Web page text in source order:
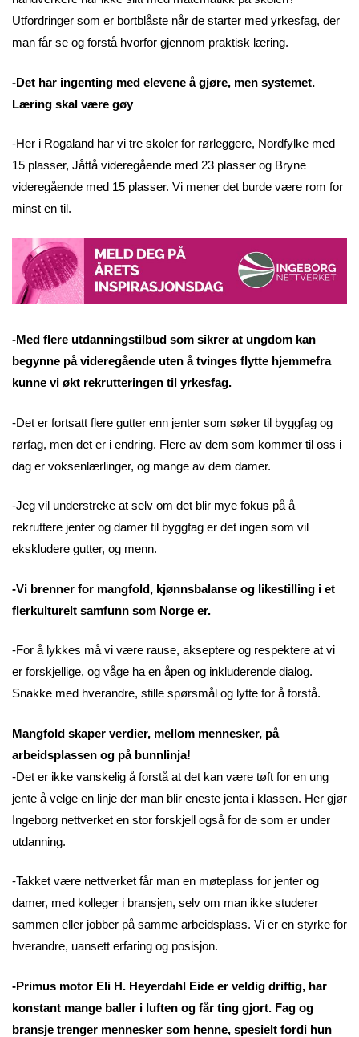
Utfordringer som er bortblåste når de starter med yrkesfag, der
man får se og forstå hvorfor gjennom praktisk læring.
-Det har ingenting med elevene å gjøre, men systemet.
Læring skal være gøy
-Her i Rogaland har vi tre skoler for rørleggere, Nordfylke med
15 plasser, Jåttå videregående med 23 plasser og Bryne
videregående med 15 plasser. Vi mener det burde være rom for
minst en til.
-Med flere utdanningstilbud som sikrer at ungdom kan
begynne på videregående uten å tvinges flytte hjemmefra
kunne vi økt rekrutteringen til yrkesfag.
-Det er fortsatt flere gutter enn jenter som søker til byggfag og
rørfag, men det er i endring. Flere av dem som kommer til oss i
dag er voksenlærlinger, og mange av dem damer.
-Jeg vil understreke at selv om det blir mye fokus på å
rekruttere jenter og damer til byggfag er det ingen som vil
ekskludere gutter, og menn.
-Vi brenner for mangfold, kjønnsbalanse og likestilling i et
flerkulturelt samfunn som Norge er.
-For å lykkes må vi være rause, akseptere og respektere at vi
er forskjellige, og våge ha en åpen og inkluderende dialog.
Snakke med hverandre, stille spørsmål og lytte for å forstå.
Mangfold skaper verdier, mellom mennesker, på
arbeidsplassen og på bunnlinja!
-Det er ikke vanskelig å forstå at det kan være tøft for en ung
jente å velge en linje der man blir eneste jenta i klassen. Her gjør
Ingeborg nettverket en stor forskjell også for de som er under
utdanning.
-Takket være nettverket får man en møteplass for jenter og
damer, med kolleger i bransjen, selv om man ikke studerer
sammen eller jobber på samme arbeidsplass. Vi er en styrke for
hverandre, uansett erfaring og posisjon.
-Primus motor Eli H. Heyerdahl Eide er veldig driftig, har
konstant mange baller i luften og får ting gjort. Fag og
bransje trenger mennesker som henne, spesielt fordi hun